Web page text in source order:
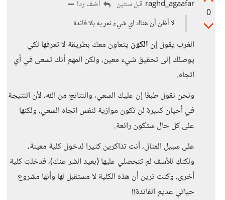
0
raghd_agaafar قبل سنتين
أضف ردا
لا أظن أن هناك اي شيء نمر به بلا فائدة
الغرب يقول إن الكون يتعاون معك بطريقة لا تعرفها لكي
يوصلك إلى تحقيق شيء معين، ولكن المهم أنك تسعى في أي
اتجاه.
ونحن نقول طبعًا إن عليك السعي، والنتائج من الله، لأن النتيجة
في أحيان كثيرة لن تكون موازية لنفس اتجاه السعي، ولكنها
على كل حال ستكون رائعة.
على سبيل المثال، أنت تذاكرين كثيرا لدخول كلية معينة،
ولكنكِ للأسف لم تتحصلي عليها (بعيد الشر عنك)، فدخلتِ كلية
أخرى، وكنت ترين أن هذه الكلية لا مستقبل لها وأنها مشروع
حياتي عديم الفائدة!!